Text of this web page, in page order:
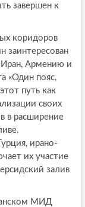
завершен к
коридоров
заинтересован
Иран, Армению и
«Один пояс,
путь как
своих
в расширение
ирано-
их участие
залив
МИД